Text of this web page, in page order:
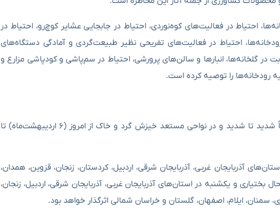
احتیاط در فعالیت‌های کوه‌نوردی، احتیاط در جابجایی عشایر کوچ‌رو، احتیاط در
احتیاط در فعالیت‌های تفریحی نظیر طبیعت‌گردی و آمادگی دستگاه‌های
در گلخانه‌ها، انبارها و سالن‌های پرورشی، احتیاط در سم‌پاشی و کودپاشی مزارع و
رودخانه‌ها را توصیه کرده است.
سازمان هواشناسی کشور دومین سامانه را افزایش گرادیان فشاری و وزش باد نسبتاً شدید تا شدید و در نواحی مستعد خیزش گرد و خاک از امروز (۶ اردیبهشت‌ماه) تا
داد و شنبه در استان‌های آذربایجان غربی، آذربایجان شرقی، اردبیل، کردستان، زنجان، قزوین، همدان،
بختیاری و یکشنبه در استان‌های آذربایجان غربی، آذربایجان شرقی، اردبیل، زنجان،
سمنان، ایلام، اصفهان، گلستان و خراسان شمالی اثرگذار خواهد بود.